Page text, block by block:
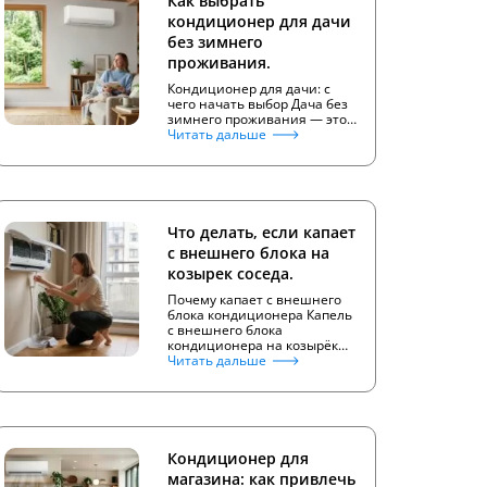
кондиционер для дачи
без зимнего
проживания.
Кондиционер для дачи: с
чего начать выбор Дача без
зимнего проживания — это…
Читать дальше
Что делать, если капает
с внешнего блока на
козырек соседа.
Почему капает с внешнего
блока кондиционера Капель
с внешнего блока
кондиционера на козырёк…
Читать дальше
Кондиционер для
магазина: как привлечь